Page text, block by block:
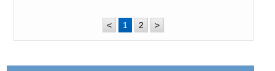
< 1 2 >